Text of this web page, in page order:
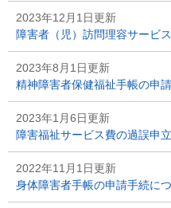
2023年12月1日更新
障害者（児）訪問理容サービ
2023年8月1日更新
精神障害者保健福祉手帳の申
2023年1月6日更新
障害福祉サービス費の過誤申
2022年11月1日更新
身体障害者手帳の申請手続に